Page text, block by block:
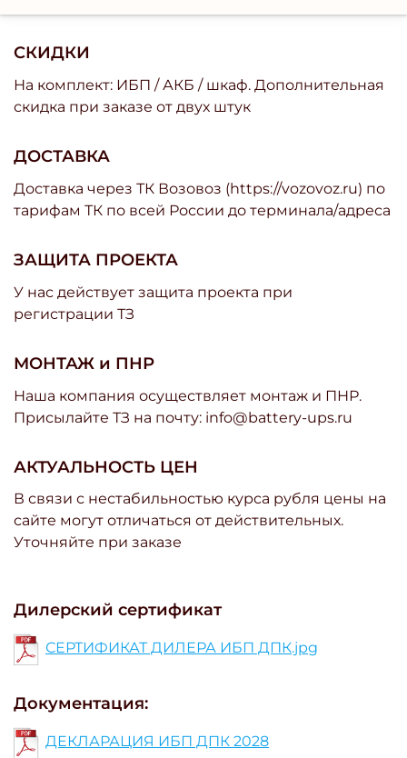
Дилерский сертификат
СЕРТИФИКАТ ДИЛЕРА ИБП ДПК.jpg
Документация:
ДЕКЛАРАЦИЯ ИБП ДПК 2028
СКИДКИ
На комплект: ИБП / АКБ / шкаф. Дополнительная
скидка при заказе от двух штук
ДОСТАВКА
Доставка через ТК Возовоз (https://vozovoz.ru) по
тарифам ТК по всей России до терминала/адреса
ЗАЩИТА ПРОЕКТА
У нас действует защита проекта при
регистрации ТЗ
МОНТАЖ и ПНР
Наша компания осуществляет монтаж и ПНР.
Присылайте ТЗ на почту: info@battery-ups.ru
АКТУАЛЬНОСТЬ ЦЕН
В связи с нестабильностью курса рубля цены на
сайте могут отличаться от действительных.
Уточняйте при заказе